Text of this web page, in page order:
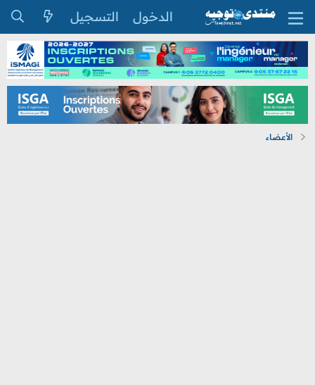
الدخول التسجيل
الأعضاء